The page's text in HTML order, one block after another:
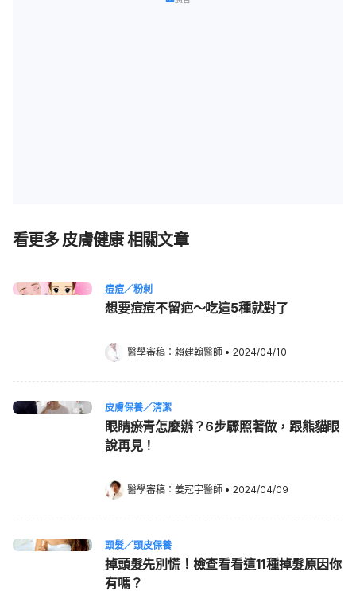
看更多 皮膚健康 相關文章
痘痘／粉刺
想要痘痘不留疤～吃這5種就對了
醫學審稿： 賴建翰醫師 • 2024/04/10
皮膚保養／清潔
眼睛瘀青怎麼辦？6步驟照著做，跟熊貓眼
說再見！
醫學審稿： 姜冠宇醫師 • 2024/04/09
頭髮／頭皮保養
掉頭髮先別慌！檢查看看這11種掉髮原因你
有嗎？